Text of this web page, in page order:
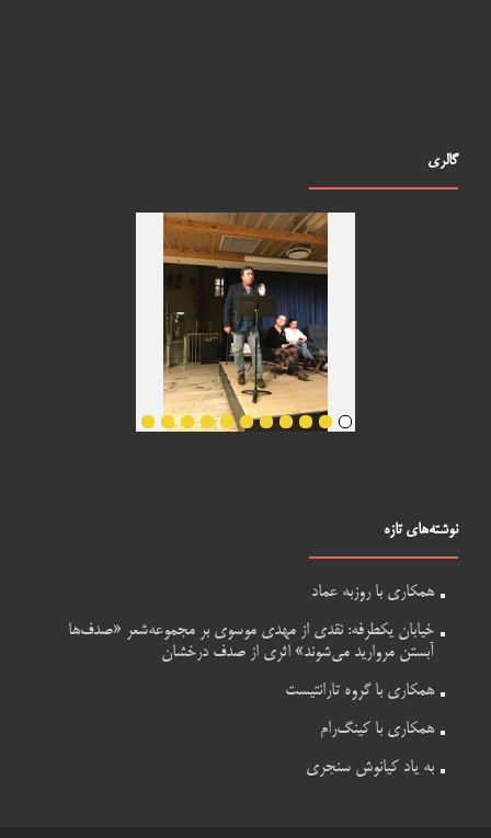
گالری
نوشته‌های تازه
همکاری با روزبه عماد
خیابان یکطرفه: نقدی از مهدی موسوی بر مجموعه‌شعر «صدف‌ها
آبستن مروارید می‌شوند» اثری از صدف درخشان
همکاری با گروه تارانتیست
همکاری با کینگ‌رام
به یاد کیانوش سنجری